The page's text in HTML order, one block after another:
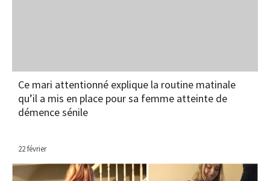
Ce mari attentionné explique la routine matinale
qu’il a mis en place pour sa femme atteinte de
démence sénile
22 février